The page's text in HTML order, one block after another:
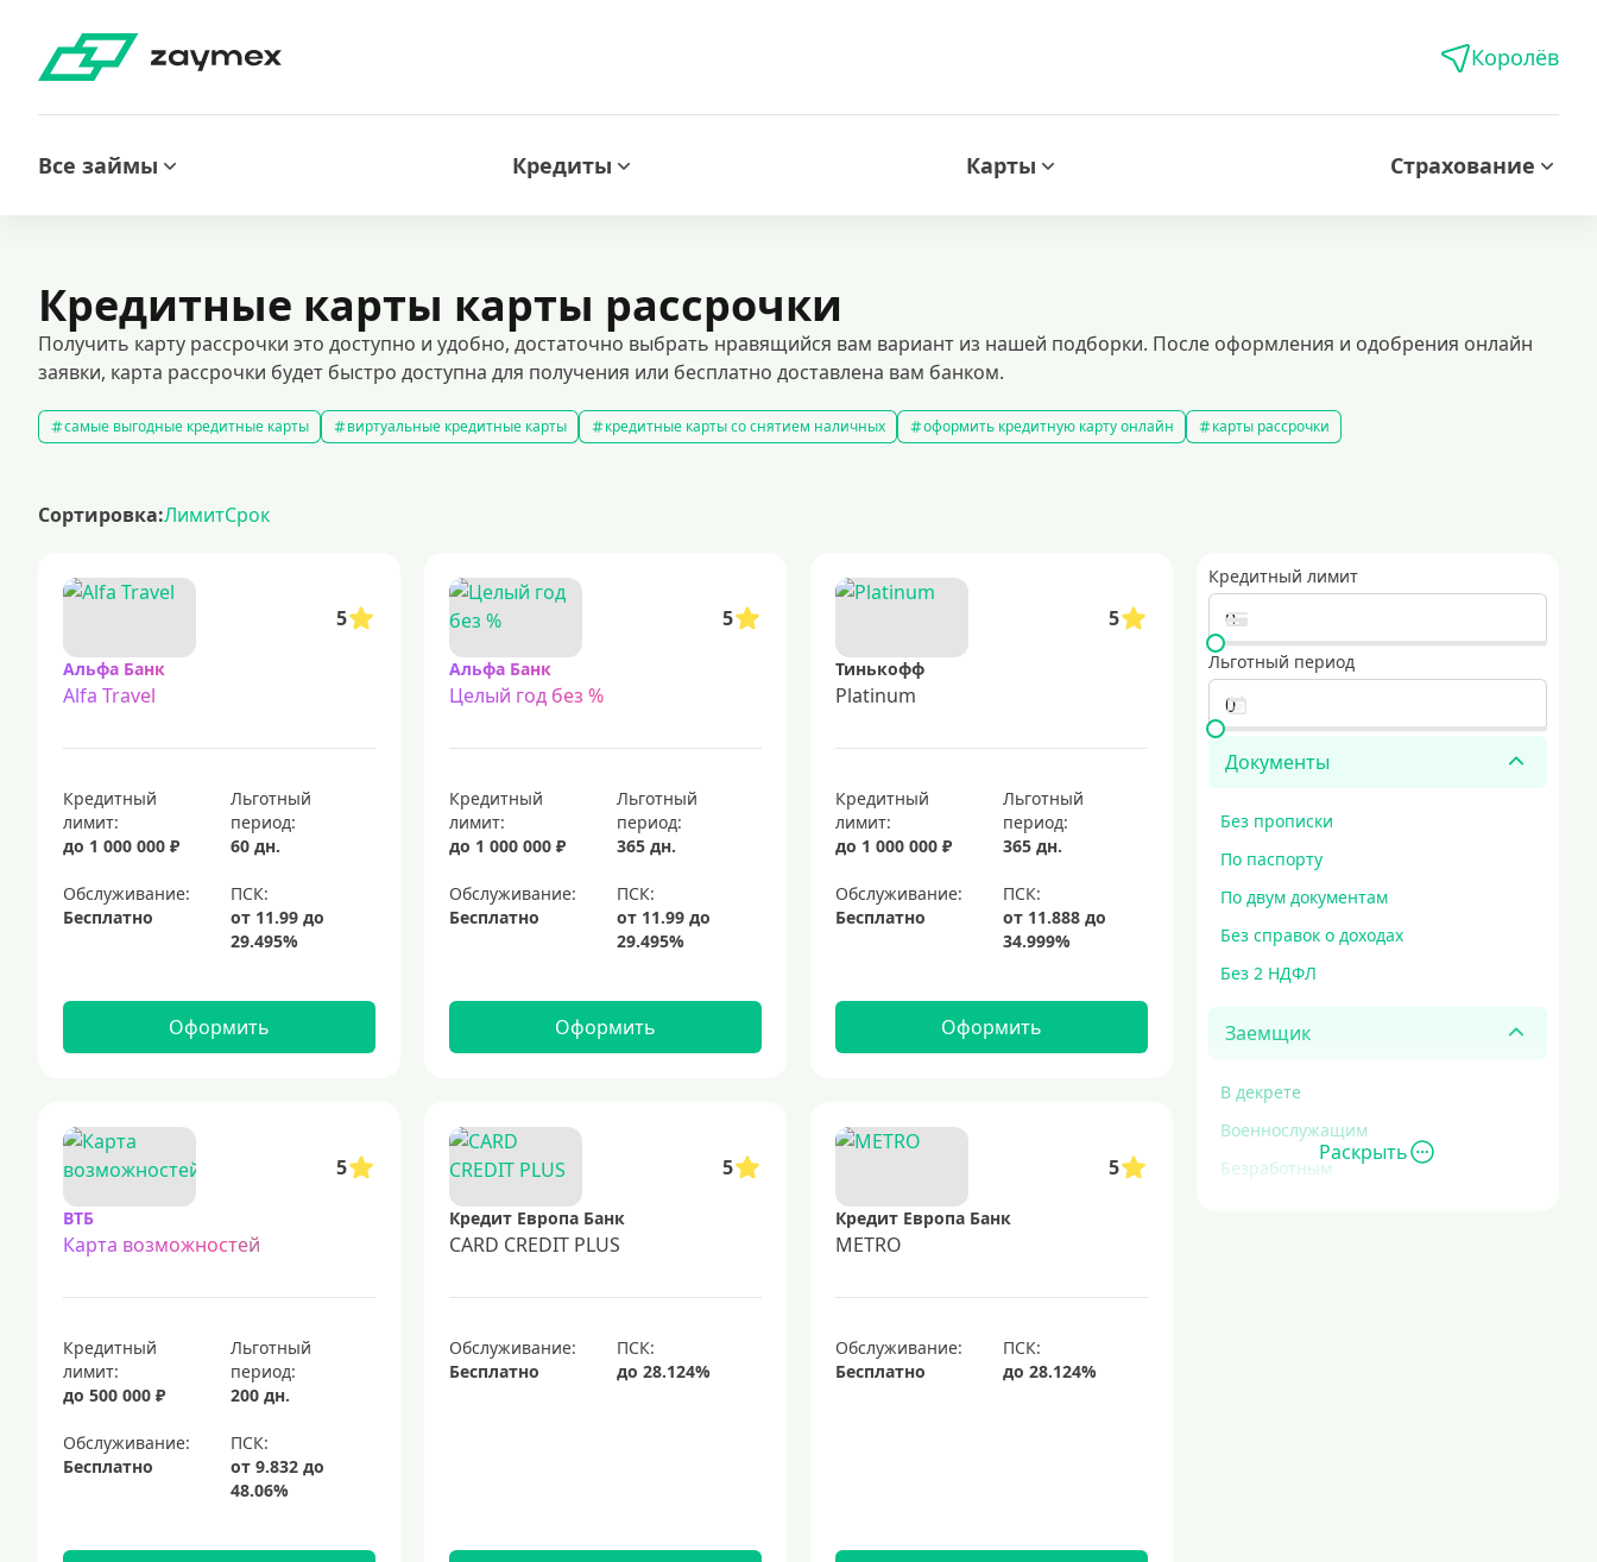
Королёв
Все займы Кредиты Карты Страхование
Кредитные карты карты рассрочки
Получить карту рассрочки это доступно и удобно, достаточно выбрать нравящийся вам вариант из нашей подборки. После оформления и одобрения онлайн
заявки, карта рассрочки будет быстро доступна для получения или бесплатно доставлена вам банком.
самые выгодные кредитные карты виртуальные кредитные карты кредитные карты со снятием наличных оформить кредитную карту онлайн
карты рассрочки
кредитные карты visa
премиальные кредитные карты
Сортировка:ЛимитСрок
Кредитный лимит
Льготный период
Документы
Без прописки
По паспорту
По двум документам
Без справок о доходах
Без 2 НДФЛ
Заемщик
В декрете
Военнослужащим
Безработным
Раскрыть
5
Альфа Банк
Alfa Travel
Кредитный
лимит:
до 1 000 000 ₽
Льготный
период:
60 дн.
Обслуживание:
Бесплатно
Оформить
5
Альфа Банк
Целый год без %
Кредитный
лимит:
до 1 000 000 ₽
Льготный
период:
365 дн.
Обслуживание:
Бесплатно
Оформить
5
Тинькофф
Platinum
Кредитный
лимит:
до 1 000 000 ₽
Льготный
период:
365 дн.
Обслуживание:
Бесплатно
Оформить
5
ВТБ
Карта возможностей
Кредитный
лимит:
до 500 000 ₽
Льготный
период:
200 дн.
Обслуживание:
Бесплатно
5
Кредит Европа Банк
CARD CREDIT PLUS
Обслуживание:
Бесплатно
5
Кредит Европа Банк
METRO
Обслуживание:
Бесплатно